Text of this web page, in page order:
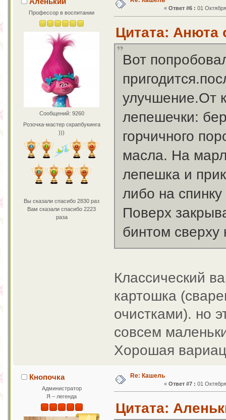
Профессор в воспитании
Сообщений: 9260
Розочка-мастер скрапбукинга
)))
Вы сказали спасибо 2830 раз
Вам сказали спасибо 2223
раза
«Ответ #6 : 01
Цитата: Анюта
Вот
улучшение.От
лепешечки:
горчичного
масла. На
лепешка и
либо на
Поверх
бинтом
Классический
картошка
очистками). но
совсем
Хорошая
Кнопочка
Администратор
Я – легенда
Re: Кашель
«Ответ #7 : 01
Цитата: